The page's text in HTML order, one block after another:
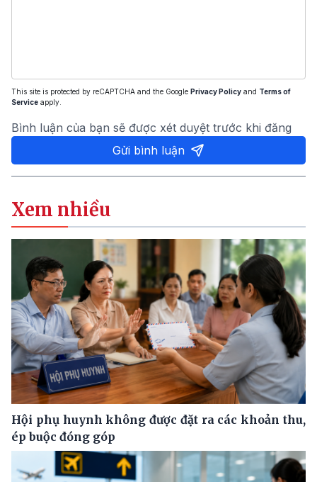
This site is protected by reCAPTCHA and the Google Privacy Policy and Terms of
Service apply.
Bình luận của bạn sẽ được xét duyệt trước khi đăng
Gửi bình luận
Xem nhiều
Hội phụ huynh không được đặt ra các khoản thu,
ép buộc đóng góp